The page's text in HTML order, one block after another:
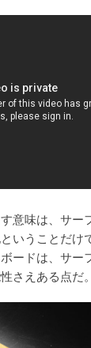
意味は、サー
いうことだけ
ードは、サー
さえある点だ。